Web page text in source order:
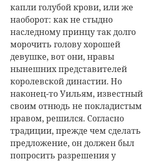
капли голубой крови, или же
наоборот: как не стыдно
наследному принцу так долго
морочить голову хорошей
девушке, вот они, нравы
нынешних представителей
королевской династии. Но
наконец-то Уильям, известный
своим отнюдь не покладистым
нравом, решился. Согласно
традиции, прежде чем сделать
предложение, он должен был
попросить разрешения у